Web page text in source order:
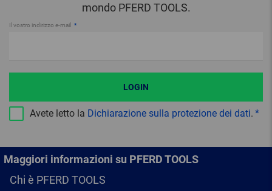
mondo PFERD TOOLS.
Il vostro indirizzo e-mail
Avete letto la Dichiarazione sulla protezione dei dati.
LOGIN
Maggiori informazioni su PFERD TOOLS
Chi è PFERD TOOLS